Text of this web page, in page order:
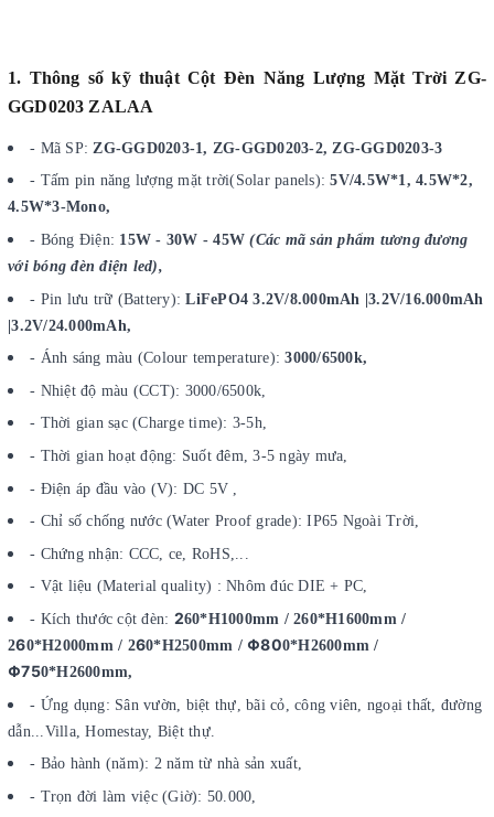
1. Thông số kỹ thuật Cột Đèn Năng Lượng Mặt Trời ZG-
GGD0203 ZALAA
- Mã SP: ZG-GGD0203-1, ZG-GGD0203-2, ZG-GGD0203-3
- Tấm pin năng lượng mặt trời(Solar panels):5V/4.5W*1, 4.5W*2,
4.5W*3-Mono,
- Bóng Điện: 15W - 30W - 45W(Các mã sản phẩm tương đương
với bóng đèn điện led),
- Pin lưu trữ (Battery): LiFePO4 3.2V/8.000mAh |3.2V/16.000mAh
|3.2V/24.000mAh,
- Ánh sáng màu (Colour temperature):3000/6500k,
- Nhiệt độ màu (CCT): 3000/6500k,
- Thời gian sạc (Charge time): 3-5h,
- Thời gian hoạt động: Suốt đêm, 3-5 ngày mưa,
- Điện áp đầu vào (V): DC 5V ,
- Chỉ số chống nước (Water Proof grade): IP65 Ngoài Trời,
- Chứng nhận: CCC, ce, RoHS,...
- Vật liệu (Material quality) : Nhôm đúc DIE + PC,
- Kích thước cột đèn: 260*H1000mm / 260*H1600mm /
260*H2000mm / 260*H2500mm / Φ800*H2600mm /
Φ750*H2600mm,
- Ứng dụng: Sân vườn, biệt thự, bãi cỏ, công viên, ngoại thất, đường
dẫn...Villa, Homestay, Biệt thự.
- Bảo hành (năm): 2 năm từ nhà sản xuất,
- Trọn đời làm việc (Giờ): 50.000,